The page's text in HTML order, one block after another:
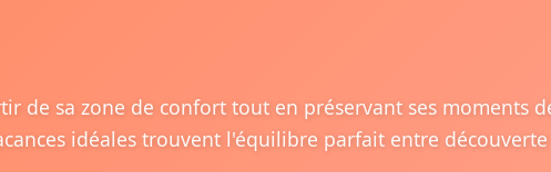
de sa zone de confort tout en préservant ses moments
idéales trouvent l'équilibre parfait entre découverte